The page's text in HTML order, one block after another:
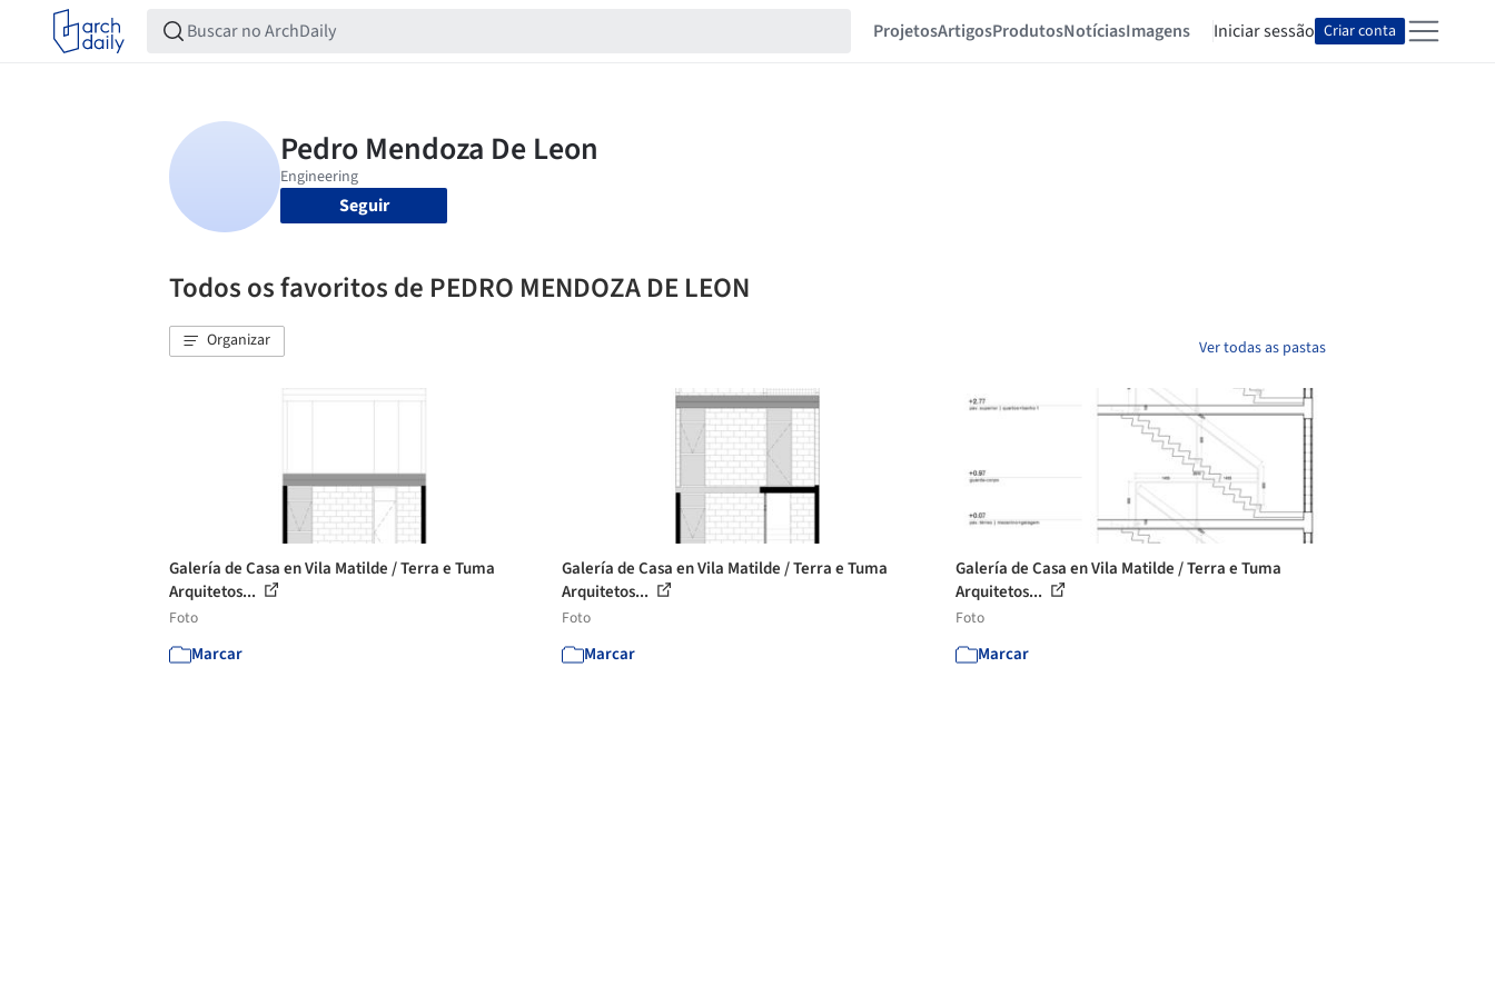
ProjetosArtigosProdutosNotíciasImagens Iniciar sessão Criar conta
Seguir
Todos os favoritos de PEDRO MENDOZA DE LEON
Organizar Ver todas as pastas
Galería de Casa en Vila Matilde / Terra e Tuma
Arquitetos...
Foto
Marcar
Galería de Casa en Vila Matilde / Terra e Tuma
Arquitetos...
Foto
Marcar
Galería de Casa en Vila Matilde / Terra e Tuma
Arquitetos...
Foto
Marcar